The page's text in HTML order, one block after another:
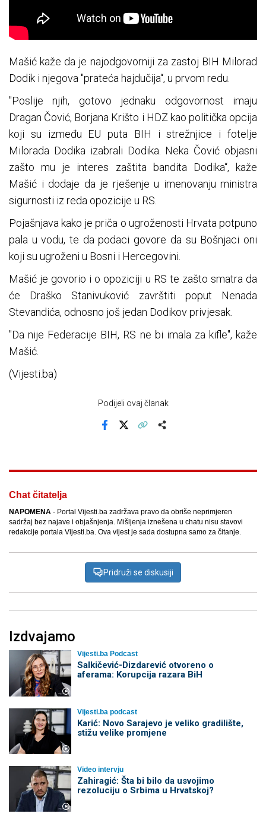
Mašić kaže da je najodgovorniji za zastoj BIH Milorad
Dodik i njegova "prateća hajdučija“, u prvom redu.
"Poslije njih, gotovo jednaku odgovornost imaju
Dragan Čović, Borjana Krišto i HDZ kao politička opcija
koji su između EU puta BIH i strežnjice i fotelje
Milorada Dodika izabrali Dodika. Neka Čović objasni
zašto mu je interes zaštita bandita Dodika“, kaže
Mašić i dodaje da je rješenje u imenovanju ministra
sigurnosti iz reda opozicije u RS.
Pojašnjava kako je priča o ugroženosti Hrvata potpuno
pala u vodu, te da podaci govore da su Bošnjaci oni
koji su ugroženi u Bosni i Hercegovini.
Mašić je govorio i o opoziciji u RS te zašto smatra da
će Draško Stanivuković završtiti poput Nenada
Stevandića, odnosno još jedan Dodikov privjesak.
"Da nije Federacije BIH, RS ne bi imala za kifle", kaže
Mašić.
(Vijesti.ba)
Podijeli ovaj članak
Chat čitatelja
NAPOMENA - Portal Vijesti.ba zadržava pravo da obriše neprimjeren
sadržaj bez najave i objašnjenja. Mišljenja iznešena u chatu nisu stavovi
redakcije portala Vijesti.ba. Ova vijest je sada dostupna samo za čitanje.
Pridruži se diskusiji
Izdvajamo
Vijesti.ba Podcast
Salkičević-Dizdarević otvoreno o
aferama: Korupcija razara BiH
Vijesti.ba podcast
Karić: Novo Sarajevo je veliko gradilište,
stižu velike promjene
Video intervju
Zahiragić: Šta bi bilo da usvojimo
rezoluciju o Srbima u Hrvatskoj?